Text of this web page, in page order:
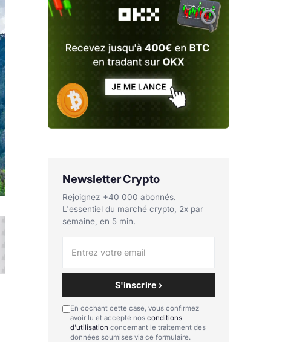
Newsletter Crypto
Rejoignez +40 000 abonnés.
L'essentiel du marché crypto, 2x par
semaine, en 5 min.
S'inscrire ›
En cochant cette case, vous confirmez
avoir lu et accepté nos conditions
d'utilisation concernant le traitement des
données soumises via ce formulaire.